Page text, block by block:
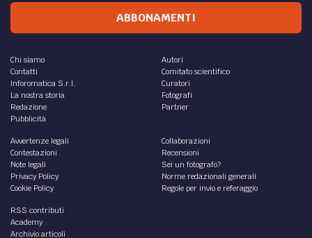
ABBONAMENTI
Chi siamo
Contatti
Inforomatica S.r.l.
La nostra storia
Redazione
Pubblicità
Autori
Comitato scientifico
Curatori
Fotografi
Partner
Avvertenze legali
Contestazioni
Note legali
Privacy Policy
Cookie Policy
Collaborazioni
Recensioni
Sei un fotografo?
Norme redazionali generali
Regole per invio e referaggio
RSS contributi
Academy
Archivio articoli